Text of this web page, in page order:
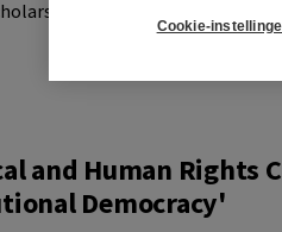
and policy makers in this field.
and Human Rights
Democracy'
Cookie-